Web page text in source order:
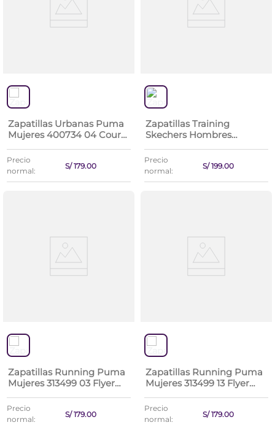
Zapatillas Urbanas Puma
Mujeres 400734 04 Court
Precio
normal:
S/ 179.00
Zapatillas Training
Skechers Hombres
Precio
normal:
S/ 199.00
Zapatillas Running Puma
Mujeres 313499 03 Flyer
Precio
normal:
S/ 179.00
Zapatillas Running Puma
Mujeres 313499 13 Flyer
Precio
normal:
S/ 179.00